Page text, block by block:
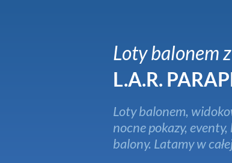
Loty balonem z
L.A.R.
Loty balonem,
nocne pokazy,
balony. Latamy w